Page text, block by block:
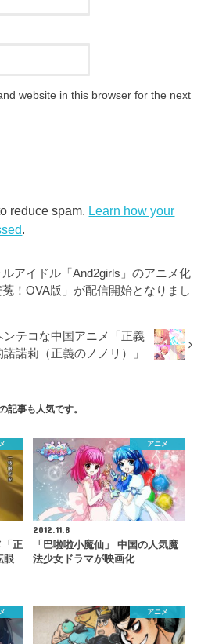
website in this browser for the next
reduce spam. Learn how your
.
アイドル「And2girls」のアニメ化
！OVA版」が配信開始となりまし
テコな中国アニメ「正義
諾諾莉（正義のノノリ）」
記事も人気です。
「正
眼
アニメ
2012.11.8
「巴啦啦小魔仙」 中国の人気魔
法少女ドラマが映画化
アニメ